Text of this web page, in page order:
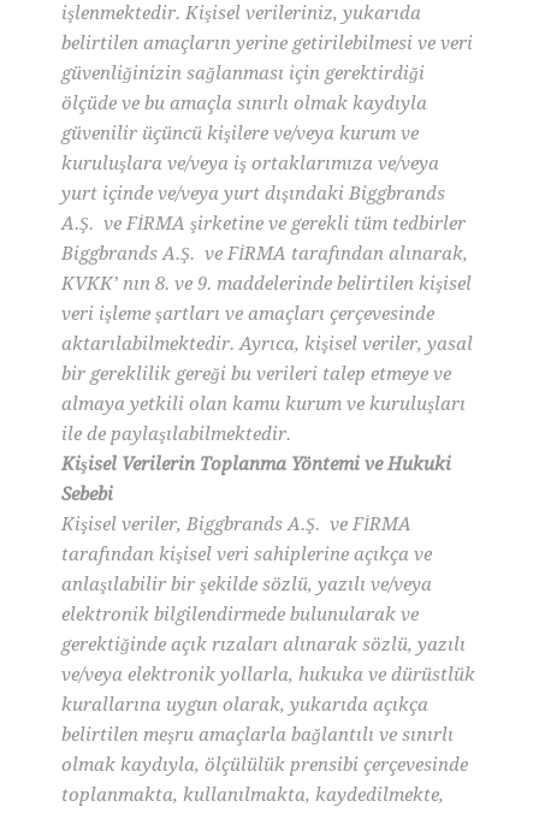
işlenmektedir. Kişisel verileriniz, yukarıda
belirtilen amaçların yerine getirilebilmesi ve veri
güvenliğinizin sağlanması için gerektirdiği
ölçüde ve bu amaçla sınırlı olmak kaydıyla
güvenilir üçüncü kişilere ve/veya kurum ve
kuruluşlara ve/veya iş ortaklarımıza ve/veya
yurt içinde ve/veya yurt dışındaki Biggbrands
A.Ş. ve FİRMA şirketine ve gerekli tüm tedbirler
Biggbrands A.Ş. ve FİRMA tarafından alınarak,
KVKK’ nın 8. ve 9. maddelerinde belirtilen kişisel
veri işleme şartları ve amaçları çerçevesinde
aktarılabilmektedir. Ayrıca, kişisel veriler, yasal
bir gereklilik gereği bu verileri talep etmeye ve
almaya yetkili olan kamu kurum ve kuruluşları
ile de paylaşılabilmektedir.
Kişisel Verilerin Toplanma Yöntemi ve Hukuki
Sebebi
Kişisel veriler, Biggbrands A.Ş. ve FİRMA
tarafından kişisel veri sahiplerine açıkça ve
anlaşılabilir bir şekilde sözlü, yazılı ve/veya
elektronik bilgilendirmede bulunularak ve
gerektiğinde açık rızaları alınarak sözlü, yazılı
ve/veya elektronik yollarla, hukuka ve dürüstlük
kurallarına uygun olarak, yukarıda açıkça
belirtilen meşru amaçlarla bağlantılı ve sınırlı
olmak kaydıyla, ölçülülük prensibi çerçevesinde
toplanmakta, kullanılmakta, kaydedilmekte,